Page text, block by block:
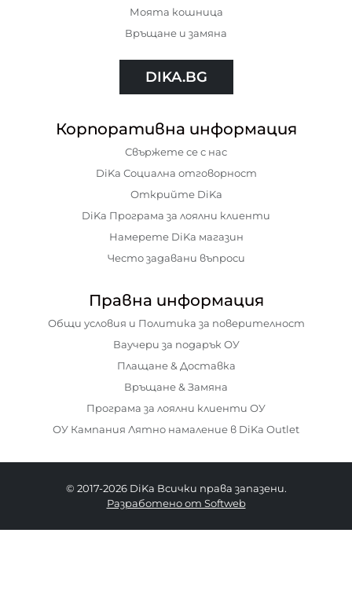
Моята кошница
Връщане и замяна
DIKA.BG
Корпоративна информация
Свържете се с нас
DiKa Социална отговорност
Открийте DiKa
DiKa Програма за лоялни клиенти
Намерете DiKa магазин
Често задавани въпроси
Правна информация
Общи условия и Политика за поверителност
Ваучери за подарък ОУ
Плащане & Доставка
Връщане & Замяна
Програма за лоялни клиенти ОУ
ОУ Кампания Лятно намаление в DiKa Outlet
© 2017-2026 DiKa Всички права запазени.
Разработено от Softweb